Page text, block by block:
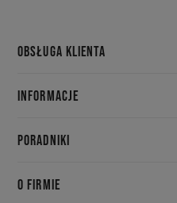
OBSŁUGA KLIENTA
INFORMACJE
PORADNIKI
O FIRMIE